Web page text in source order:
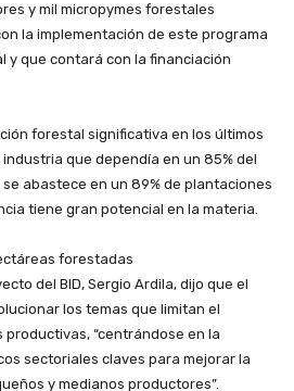
y mil micropymes forestales
la implementación de este programa
y que contará con la financiación
forestal significativa en los últimos
que dependía en un 85% del
abastece en un 89% de plantaciones
tiene gran potencial en la materia.
forestadas
del BID, Sergio Ardila, dijo que el
los temas que limitan el
“centrándose en la
sectoriales claves para mejorar la
y medianos productores”.